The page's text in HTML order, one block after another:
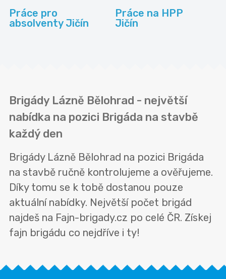
Práce pro
absolventy Jičín
Práce na HPP
Jičín
Brigády Lázně Bělohrad - největší
nabídka na pozici Brigáda na stavbě
každý den
Brigády Lázně Bělohrad na pozici Brigáda
na stavbě ručně kontrolujeme a ověřujeme.
Díky tomu se k tobě dostanou pouze
aktuální nabídky. Největší počet brigád
najdeš na Fajn-brigady.cz po celé ČR. Získej
fajn brigádu co nejdříve i ty!